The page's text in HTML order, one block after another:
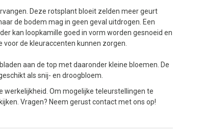
Deze rotsplant bloeit zelden meer geurt
de bodem mag in geen geval uitdrogen. Een
kan loopkamille goed in vorm worden gesnoeid en
de kleuraccenten kunnen zorgen.
aan de top met daaronder kleine bloemen. De
als snij- en droogbloem.
werkelijkheid. Om mogelijke teleurstellingen te
Vragen? Neem gerust contact met ons op!